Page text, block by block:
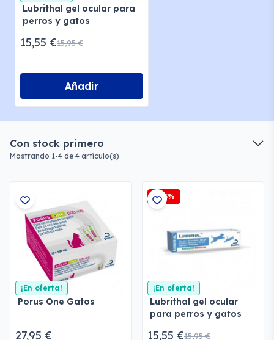
Lubrithal gel ocular para
perros y gatos
15,55 €15,95 €
Añadir
Con stock primero
Mostrando 1-4 de 4 artículo(s)
¡En oferta!
Porus One Gatos
27,95 €
-2,5%
¡En oferta!
Lubrithal gel ocular
para perros y gatos
15,55 €15,95 €